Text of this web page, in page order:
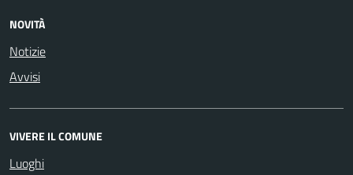
NOVITÀ
Notizie
Avvisi
VIVERE IL COMUNE
Luoghi